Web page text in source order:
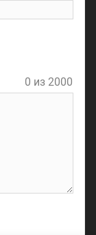
0 из 2000